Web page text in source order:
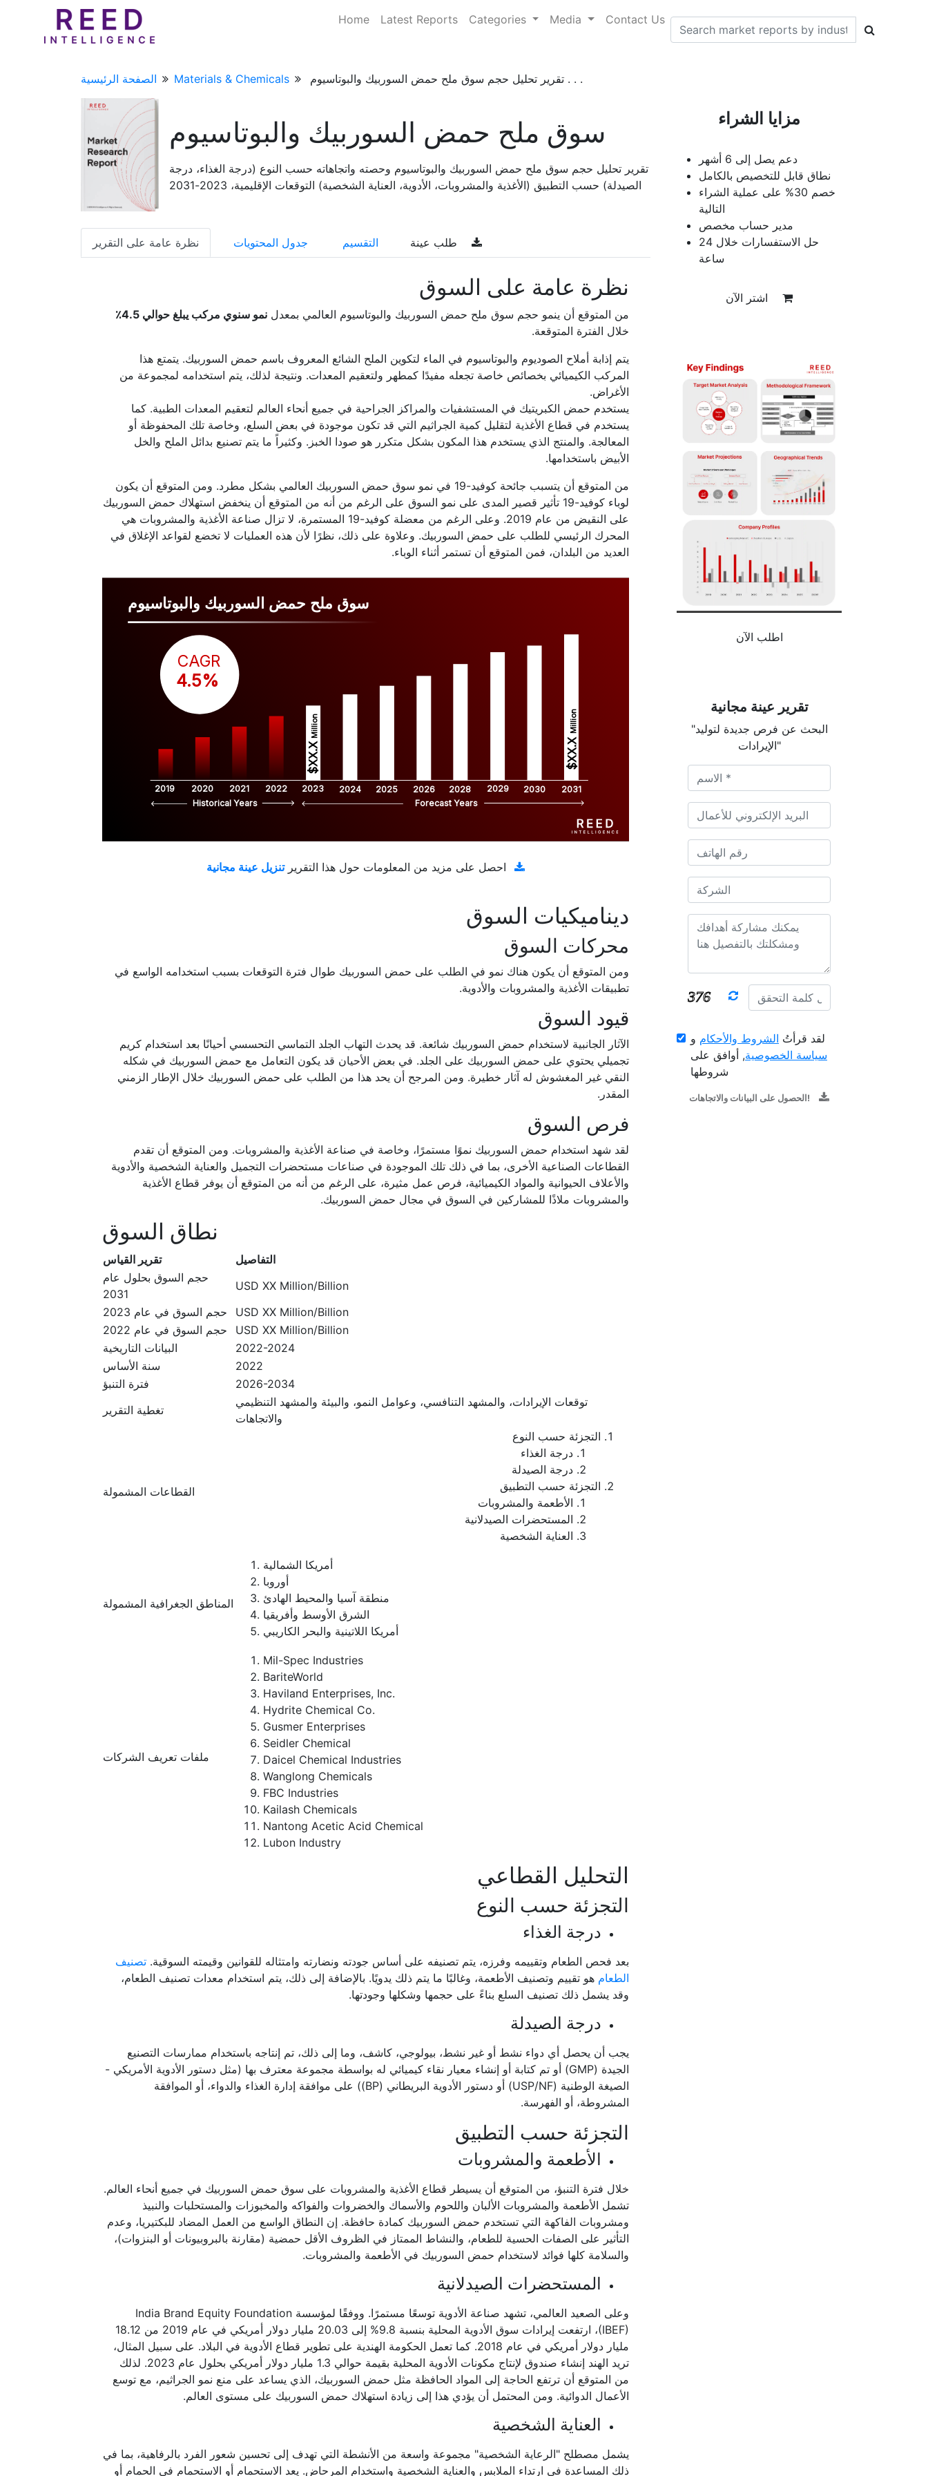
Home Latest Reports Categories Media Contact Us
الصفحة الرئيسية Materials & Chemicals تقرير تحليل حجم سوق ملح حمض السوربيك والبوتاسيوم . . .
سوق ملح حمض السوربيك والبوتاسيوم
تقرير تحليل حجم سوق ملح حمض السوربيك والبوتاسيوم وحصته واتجاهاته حسب النوع (درجة الغذاء، درجة
الصيدلة) حسب التطبيق (الأغذية والمشروبات، الأدوية، العناية الشخصية) التوقعات الإقليمية، 2023-2031
نظرة عامة على التقرير جدول المحتويات التقسيم
نظرة عامة على السوق
من المتوقع أن ينمو حجم سوق ملح حمض السوربيك والبوتاسيوم العالمي بمعدل نمو سنوي مركب يبلغ حوالي 4.5٪
خلال الفترة المتوقعة.
يتم إذابة أملاح الصوديوم والبوتاسيوم في الماء لتكوين الملح الشائع المعروف باسم حمض السوربيك. يتمتع هذا
المركب الكيميائي بخصائص خاصة تجعله مفيدًا كمطهر ولتعقيم المعدات. ونتيجة لذلك، يتم استخدامه لمجموعة من
الأغراض.
يستخدم حمض الكبريتيك في المستشفيات والمراكز الجراحية في جميع أنحاء العالم لتعقيم المعدات الطبية. كما
يستخدم في قطاع الأغذية لتقليل كمية الجراثيم التي قد تكون موجودة في بعض السلع، وخاصة تلك المحفوظة أو
المعالجة. والمنتج الذي يستخدم هذا المكون بشكل متكرر هو صودا الخبز. وكثيراً ما يتم تصنيع بدائل الملح والخل
الأبيض باستخدامها.
من المتوقع أن يتسبب جائحة كوفيد-19 في نمو سوق حمض السوربيك العالمي بشكل مطرد. ومن المتوقع أن يكون
لوباء كوفيد-19 تأثير قصير المدى على نمو السوق على الرغم من أنه من المتوقع أن ينخفض استهلاك حمض السوربيك
على النقيض من عام 2019. وعلى الرغم من معضلة كوفيد-19 المستمرة، لا تزال صناعة الأغذية والمشروبات هي
المحرك الرئيسي للطلب على حمض السوربيك. وعلاوة على ذلك، نظرًا لأن هذه العمليات لا تخضع لقواعد الإغلاق في
العديد من البلدان، فمن المتوقع أن تستمر أثناء الوباء.
سوق ملح حمض السوربيك والبوتاسيوم
2019 2020 2021 2022 2023 2024 2025 2026 2028 2029 2030 2031
$XX.X
Million
$XX.X
Million
CAGR
4.5%
Historical Years Forecast Years
احصل على مزيد من المعلومات حول هذا التقرير
ديناميكيات السوق
محركات السوق
ومن المتوقع أن يكون هناك نمو في الطلب على حمض السوربيك طوال فترة التوقعات بسبب استخدامه الواسع في
تطبيقات الأغذية والمشروبات والأدوية.
قيود السوق
الآثار الجانبية لاستخدام حمض السوربيك شائعة. قد يحدث التهاب الجلد التماسي التحسسي أحيانًا بعد استخدام كريم
تجميلي يحتوي على حمض السوربيك على الجلد. في بعض الأحيان قد يكون التعامل مع حمض السوربيك في شكله
النقي غير المغشوش له آثار خطيرة. ومن المرجح أن يحد هذا من الطلب على حمض السوربيك خلال الإطار الزمني
المقدر.
فرص السوق
لقد شهد استخدام حمض السوربيك نموًا مستمرًا، وخاصة في صناعة الأغذية والمشروبات. ومن المتوقع أن تقدم
القطاعات الصناعية الأخرى، بما في ذلك تلك الموجودة في صناعات مستحضرات التجميل والعناية الشخصية والأدوية
والأعلاف الحيوانية والمواد الكيميائية، فرص عمل مثيرة، على الرغم من أنه من المتوقع أن يوفر قطاع الأغذية
والمشروبات ملاذًا للمشاركين في السوق في مجال حمض السوربيك.
نطاق السوق
تقرير القياس
التفاصيل
حجم السوق بحلول عام
2031
USD XX Million/Billion
حجم السوق في عام 2023
USD XX Million/Billion
حجم السوق في عام 2022
USD XX Million/Billion
البيانات التاريخية
2022-2024
سنة الأساس
2022
فترة التنبؤ
2026-2034
تغطية التقرير
توقعات الإيرادات، والمشهد التنافسي، وعوامل النمو، والبيئة والمشهد التنظيمي
والاتجاهات
القطاعات المشمولة
التجزئة حسب النوع
درجة الغذاء
درجة الصيدلة
التجزئة حسب التطبيق
الأطعمة والمشروبات
المستحضرات الصيدلانية
العناية الشخصية
المناطق الجغرافية المشمولة
أمريكا الشمالية
أوروبا
منطقة آسيا والمحيط الهادئ
الشرق الأوسط وأفريقيا
أمريكا اللاتينية والبحر الكاريبي
ملفات تعريف الشركات
Mil-Spec Industries
BariteWorld
Haviland Enterprises, Inc.
Hydrite Chemical Co.
Gusmer Enterprises
Seidler Chemical
Daicel Chemical Industries
Wanglong Chemicals
FBC Industries
Kailash Chemicals
Nantong Acetic Acid Chemical
Lubon Industry
التحليل القطاعي
التجزئة حسب النوع
درجة الغذاء
بعد فحص الطعام وتقييمه وفرزه، يتم تصنيفه على أساس جودته ونضارته وامتثاله للقوانين وقيمته السوقية. تصنيف
الطعام هو تقييم وتصنيف الأطعمة، وغالبًا ما يتم ذلك يدويًا. بالإضافة إلى ذلك، يتم استخدام معدات تصنيف الطعام،
وقد يشمل ذلك تصنيف السلع بناءً على حجمها وشكلها وجودتها.
درجة الصيدلة
يجب أن يحصل أي دواء نشط أو غير نشط، بيولوجي، كاشف، وما إلى ذلك، تم إنتاجه باستخدام ممارسات التصنيع
الجيدة (GMP) أو تم كتابة أو إنشاء معيار نقاء كيميائي له بواسطة مجموعة معترف بها (مثل دستور الأدوية الأمريكي -
الصيغة الوطنية (USP/NF) أو دستور الأدوية البريطاني (BP)) على موافقة إدارة الغذاء والدواء، أو الموافقة
المشروطة، أو الفهرسة.
التجزئة حسب التطبيق
الأطعمة والمشروبات
خلال فترة التنبؤ، من المتوقع أن يسيطر قطاع الأغذية والمشروبات على سوق حمض السوربيك في جميع أنحاء العالم.
تشمل الأطعمة والمشروبات الألبان واللحوم والأسماك والخضروات والفواكه والمخبوزات والمستحلبات والنبيذ
ومشروبات الفاكهة التي تستخدم حمض السوربيك كمادة حافظة. إن النطاق الواسع من العمل المضاد للبكتيريا، وعدم
التأثير على الصفات الحسية للطعام، والنشاط الممتاز في الظروف الأقل حمضية (مقارنة بالبروبيونات أو البنزوات)،
والسلامة كلها فوائد لاستخدام حمض السوربيك في الأطعمة والمشروبات.
المستحضرات الصيدلانية
وعلى الصعيد العالمي، تشهد صناعة الأدوية توسعًا مستمرًا. ووفقًا لمؤسسة India Brand Equity Foundation
(IBEF)، ارتفعت إيرادات سوق الأدوية المحلية بنسبة 9.8% إلى 20.03 مليار دولار أمريكي في عام 2019 من 18.12
مليار دولار أمريكي في عام 2018. كما تعمل الحكومة الهندية على تطوير قطاع الأدوية في البلاد. على سبيل المثال،
تريد الهند إنشاء صندوق لإنتاج مكونات الأدوية المحلية بقيمة حوالي 1.3 مليار دولار أمريكي بحلول عام 2023. لذلك
من المتوقع أن ترتفع الحاجة إلى المواد الحافظة مثل حمض السوربيك، الذي يساعد على منع نمو الجراثيم، مع توسع
الأعمال الدوائية. ومن المحتمل أن يؤدي هذا إلى زيادة استهلاك حمض السوربيك على مستوى العالم.
العناية الشخصية
يشمل مصطلح "الرعاية الشخصية" مجموعة واسعة من الأنشطة التي تهدف إلى تحسين شعور الفرد بالرفاهية، بما في
ذلك المساعدة في ارتداء الملابس والعناية الشخصية واستخدام المرحاض. يعد الاستحمام أو الاستحمام في الحمام أو
مزايا الشراء
دعم يصل إلى 6 أشهر
نطاق قابل للتخصيص بالكامل
خصم 30% على عملية الشراء
التالية
مدير حساب مخصص
حل الاستفسارات خلال 24
ساعة
اطلب الآن
تقرير عينة مجانية
"البحث عن فرص جديدة لتوليد
الإيرادات"
لقد قرأتُ الشروط والأحكام و
سياسة الخصوصية, أوافق على
شروطها
الحصول على البيانات والاتجاهات!